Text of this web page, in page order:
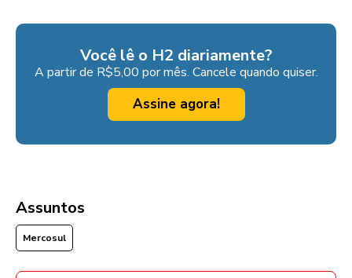
Você lê o H2 diariamente?
A partir de R$5,00 por mês. Cancele quando quiser.
Assine agora!
Assuntos
Mercosul